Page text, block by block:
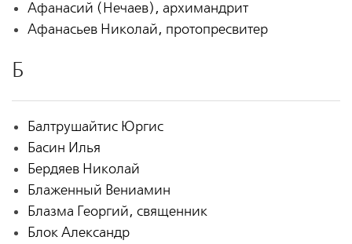
Афанасий (Нечаев), архимандрит
Афанасьев Николай, протопресвитер
Б
Балтрушайтис Юргис
Басин Илья
Бердяев Николай
Блаженный Вениамин
Блазма Георгий, священник
Блок Александр